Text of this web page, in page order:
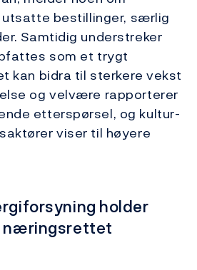
utsatte bestillinger, særlig
Samtidig understreker
som et trygt
kan bidra til sterkere vekst
og velvære rapporterer
etterspørsel, og kultur-
viser til høyere
holder
næringsrettet